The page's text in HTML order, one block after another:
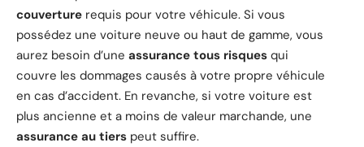
couverture requis pour votre véhicule. Si vous
possédez une voiture neuve ou haut de gamme, vous
aurez besoin d’une assurance tous risques qui
couvre les dommages causés à votre propre véhicule
en cas d’accident. En revanche, si votre voiture est
plus ancienne et a moins de valeur marchande, une
assurance au tiers peut suffire.